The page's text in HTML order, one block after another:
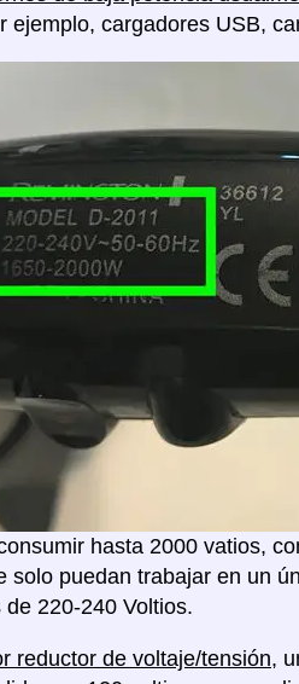
ejemplo, cargadores USB,
hasta 2000 vatios,
solo puedan trabajar en un
220-240 Voltios.
reductor de voltaje/tensión,